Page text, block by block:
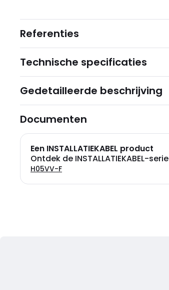
Referenties
Technische specificaties
Gedetailleerde beschrijving
Documenten
Een INSTALLATIEKABEL product
Ontdek de INSTALLATIEKABEL-serie
H05VV-F